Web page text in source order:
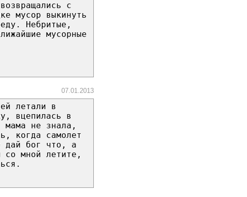
с
мусор выкинуть
Небритые,
мусорные
07.01.2013
летали в
вцепилась в
мама не знала,
когда самолет
дай бог что, а
мной летите,